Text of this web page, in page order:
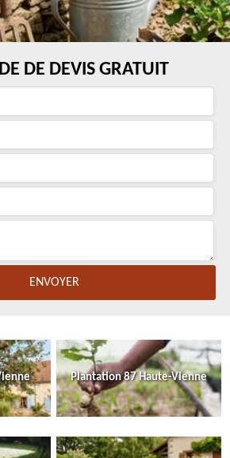
DE DEVIS GRATUIT
Plantation 87 Haute-Vienne